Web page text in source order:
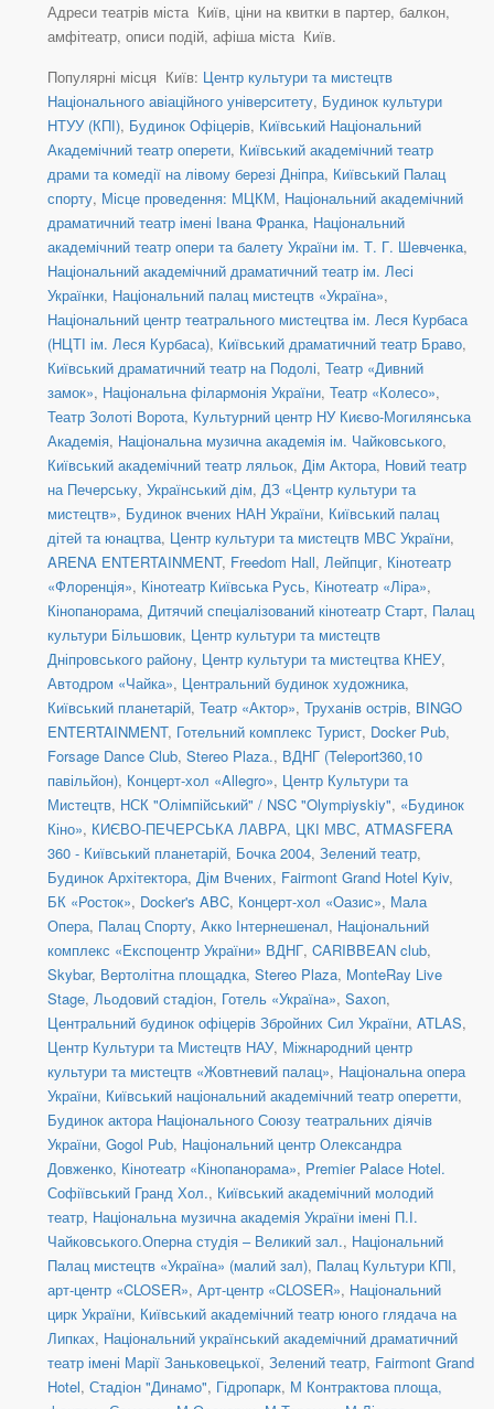
Адреси театрів міста Київ, ціни на квитки в партер, балкон,
амфітеатр, описи подій, афіша міста Київ.
Популярні місця Київ: Центр культури та мистецтв
Національного авіаційного університету, Будинок культури
НТУУ (КПІ), Будинок Офіцерів, Київський Національний
Академічний театр оперети, Київський академічний театр
драми та комедії на лівому березі Дніпра, Київський Палац
спорту, Місце проведення: МЦКМ, Національний академічний
драматичний театр імені Івана Франка, Національний
академічний театр опери та балету України ім. Т. Г. Шевченка,
Національний академічний драматичний театр ім. Лесі
Українки, Національний палац мистецтв «Україна»,
Національний центр театрального мистецтва ім. Леся Курбаса
(НЦТІ ім. Леся Курбаса), Київський драматичний театр Браво,
Київський драматичний театр на Подолі, Театр «Дивний
замок», Національна філармонія України, Театр «Колесо»,
Театр Золоті Ворота, Культурний центр НУ Києво-Могилянська
Академія, Національна музична академія ім. Чайковського,
Київський академічний театр ляльок, Дім Актора, Новий театр
на Печерську, Український дім, ДЗ «Центр культури та
мистецтв», Будинок вчених НАН України, Київський палац
дітей та юнацтва, Центр культури та мистецтв МВС України,
ARENA ENTERTAINMENT, Freedom Hall, Лейпциг, Кінотеатр
«Флоренція», Кінотеатр Київська Русь, Кінотеатр «Ліра»,
Кінопанорама, Дитячий спеціалізований кінотеатр Старт, Палац
культури Більшовик, Центр культури та мистецтв
Дніпровського району, Центр культури та мистецтва КНЕУ,
Автодром «Чайка», Центральний будинок художника,
Київський планетарій, Театр «Актор», Труханів острів, BINGO
ENTERTAINMENT, Готельний комплекс Турист, Docker Pub,
Forsage Dance Club, Stereo Plaza., ВДНГ (Teleport360,10
павільйон), Концерт-хол «Allegro», Центр Культури та
Мистецтв, НСК "Олімпійський" / NSC "Olympiyskiy", «Будинок
Кіно», КИЄВО-ПЕЧЕРСЬКА ЛАВРА, ЦКІ МВС, ATMASFERA
360 - Київський планетарій, Бочка 2004, Зелений театр,
Будинок Архітектора, Дім Вчених, Fairmont Grand Hotel Kyiv,
БК «Росток», Docker's ABC, Концерт-хол «Оазис», Мала
Опера, Палац Спорту, Акко Інтернешенал, Національний
комплекс «Експоцентр України» ВДНГ, CARIBBEAN club,
Skybar, Вертолітна площадка, Stereo Plaza, MonteRay Live
Stage, Льодовий стадіон, Готель «Україна», Saxon,
Центральний будинок офіцерів Збройних Сил України, ATLAS,
Центр Культури та Мистецтв НАУ, Міжнародний центр
культури та мистецтв «Жовтневий палац», Національна опера
України, Київський національний академічний театр оперетти,
Будинок актора Національного Союзу театральних діячів
України, Gogol Pub, Національний центр Олександра
Довженко, Кінотеатр «Кінопанорама», Premier Palace Hotel.
Софіївський Гранд Хол., Київський академічний молодий
театр, Національна музична академія України імені П.І.
Чайковського.Оперна студія – Великий зал., Національний
Палац мистецтв «Україна» (малий зал), Палац Культури КПІ,
арт-центр «CLOSER», Арт-центр «CLOSER», Національний
цирк України, Київський академічний театр юного глядача на
Липках, Національний український академічний драматичний
театр імені Марії Заньковецької, Зелений театр, Fairmont Grand
Hotel, Стадіон "Динамо", Гідропарк, М Контрактова площа,